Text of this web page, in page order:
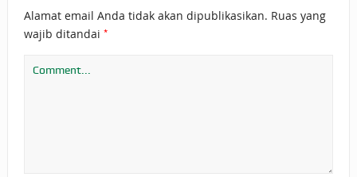
Alamat email Anda tidak akan dipublikasikan. Ruas yang
wajib ditandai *